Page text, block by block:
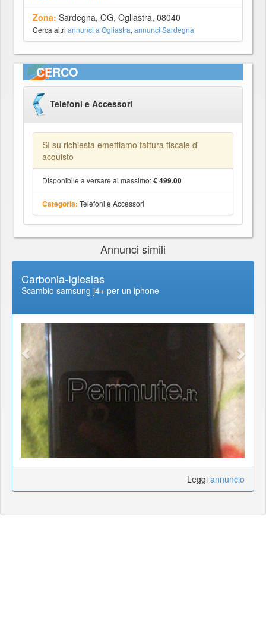
Zona: Sardegna, OG, Ogliastra, 08040
Cerca altri annunci a Ogliastra, annunci Sardegna
CERCO
Telefoni e Accessori
SI su richiesta emettiamo fattura fiscale d'
acquisto
Disponibile a versare al massimo:€ 499.00
Categoria: Telefoni e Accessori
Annunci simili
Carbonia-Iglesias
Scambio samsung j4+ per un iphone
Leggi annuncio